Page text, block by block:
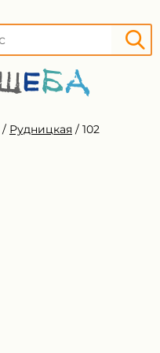
/ Рудницкая / 102